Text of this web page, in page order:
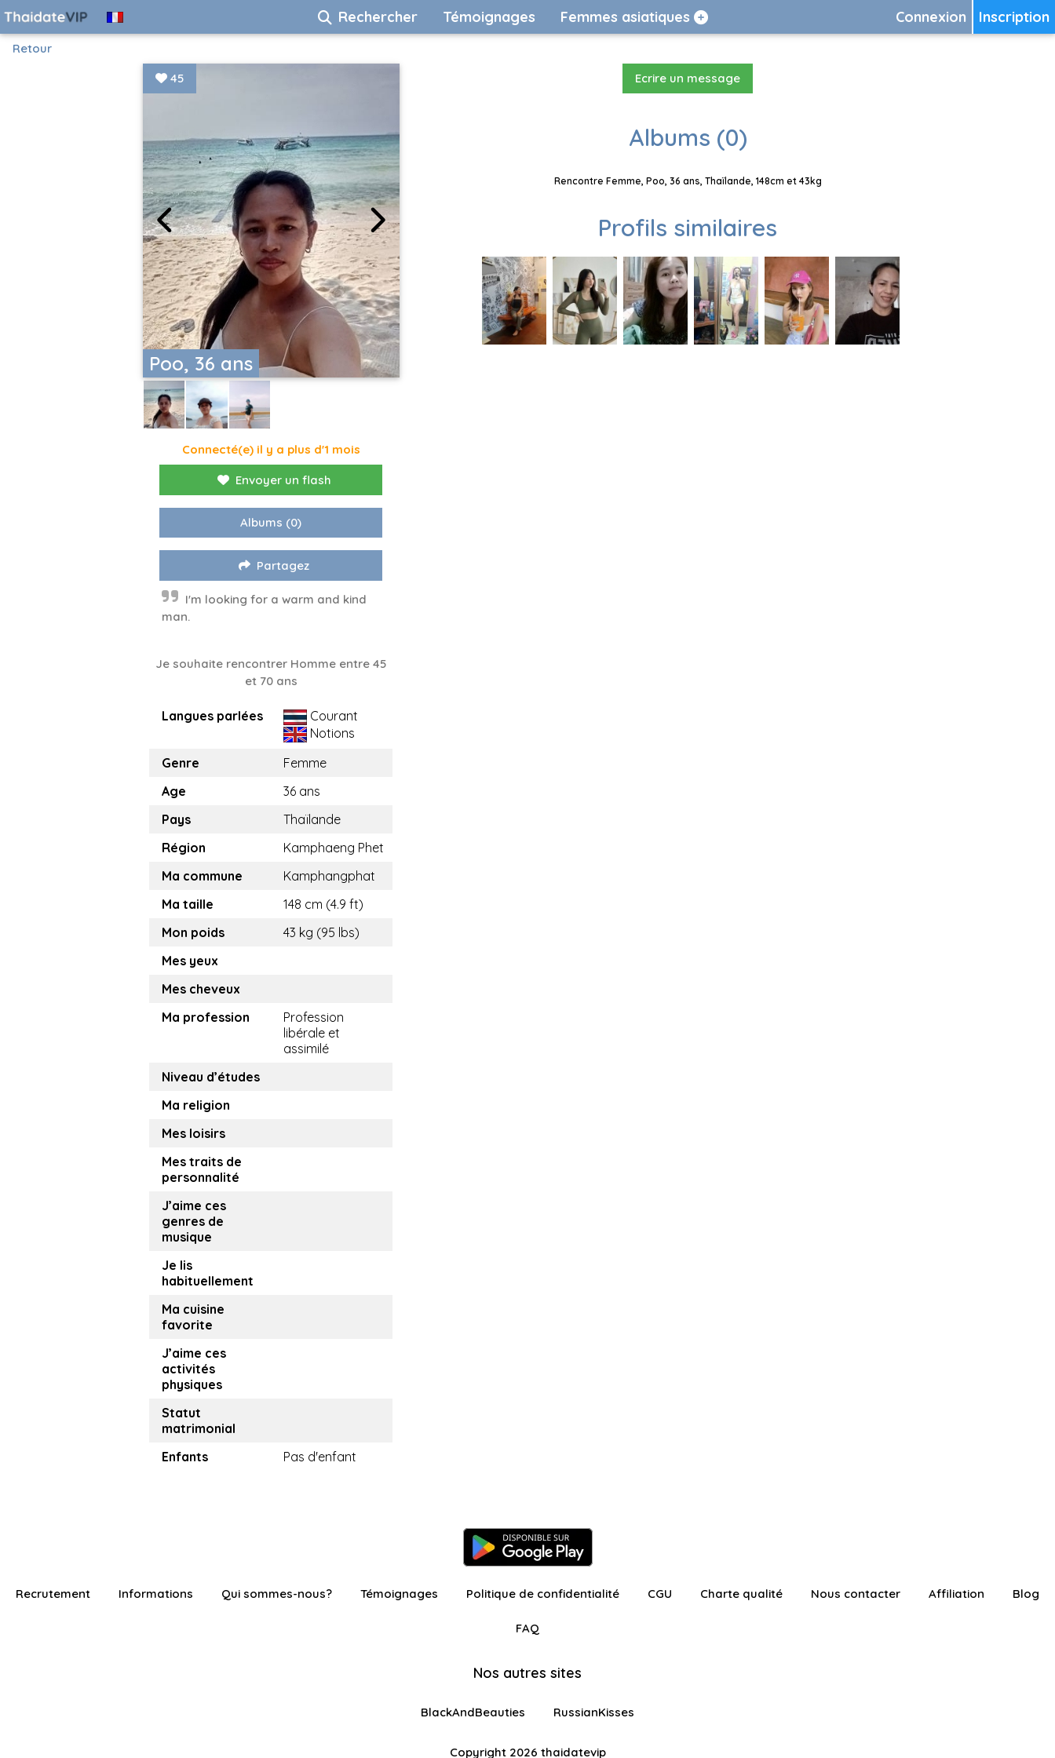
Inscription
Connexion
Rechercher Témoignages Femmes asiatiques
Retour
Poo, 36 ans
45
Connecté(e) il y a plus d'1 mois
Envoyer un flash
Albums (0)
Partagez
I'm looking for a warm and kind
man.
Je souhaite rencontrer Homme entre 45
et 70 ans
Langues parlées
Courant
Notions
Genre
Femme
Age
36 ans
Pays
Thaïlande
Région
Kamphaeng Phet
Ma commune
Kamphangphat
Ma taille
148 cm (4.9 ft)
Mon poids
43 kg (95 lbs)
Mes yeux
Mes cheveux
Ma profession
Profession
libérale et
assimilé
Niveau d’études
Ma religion
Mes loisirs
Mes traits de
personnalité
J’aime ces
genres de
musique
Je lis
habituellement
Ma cuisine
favorite
J’aime ces
activités
physiques
Statut
matrimonial
Enfants
Pas d'enfant
Ecrire un message
Albums (0)
Rencontre Femme, Poo, 36 ans, Thaïlande, 148cm et 43kg
Profils similaires
Recrutement Informations Qui sommes-nous? Témoignages Politique de confidentialité CGU Charte qualité Nous contacter Affiliation Blog
FAQ
Nos autres sites
BlackAndBeauties RussianKisses
Copyright 2026 thaidatevip